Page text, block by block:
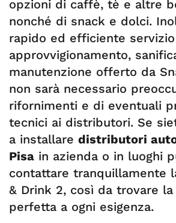
opzioni di caffè, tè e altre
nonché di snack e dolci.
rapido ed efficiente
approvvigionamento,
manutenzione offerto da
non sarà necessario
rifornimenti e di eventuali
tecnici ai distributori. Se
a installare distributori
Pisa in azienda o in luoghi
contattare tranquillamente
& Drink 2, così da trovare
perfetta a ogni esigenza.